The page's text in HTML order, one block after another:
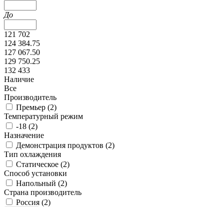
До
121 702
124 384.75
127 067.50
129 750.25
132 433
Наличие
Все
Производитель
Премьер (2)
Температурный режим
-18 (2)
Назначение
Демонстрация продуктов (2)
Тип охлаждения
Статическое (2)
Способ установки
Напольный (2)
Страна производитель
Россия (2)